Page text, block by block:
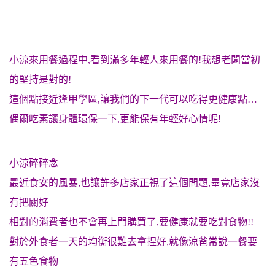
小涼來用餐過程中,看到滿多年輕人來用餐的!我想老闆當初
的堅持是對的!
這個點接近逢甲學區,讓我們的下一代可以吃得更健康點…
偶爾吃素讓身體環保一下,更能保有年輕好心情呢!
小涼碎碎念
最近食安的風暴,也讓許多店家正視了這個問題,畢竟店家沒
有把關好
相對的消費者也不會再上門購買了,要健康就要吃對食物!!
對於外食者一天的均衡很難去拿捏好,就像涼爸常說一餐要
有五色食物